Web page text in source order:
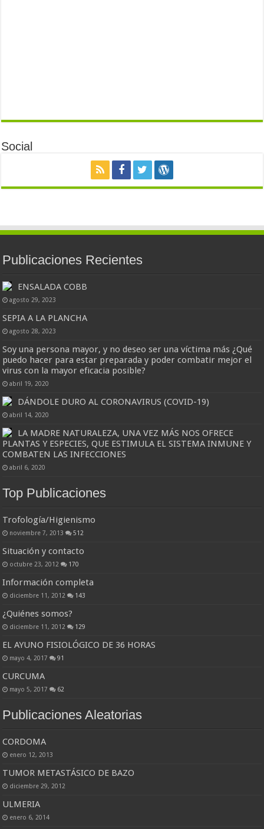
Social
Publicaciones Recientes
ENSALADA COBB
agosto 29, 2023
SEPIA A LA PLANCHA
agosto 28, 2023
Soy una persona mayor, y no deseo ser una víctima más ¿Qué
puedo hacer para estar preparada y poder combatir mejor el
virus con la mayor eficacia posible?
abril 19, 2020
DÁNDOLE DURO AL CORONAVIRUS (COVID-19)
abril 14, 2020
LA MADRE NATURALEZA, UNA VEZ MÁS NOS OFRECE
PLANTAS Y ESPECIES, QUE ESTIMULA EL SISTEMA INMUNE Y
COMBATEN LAS INFECCIONES
abril 6, 2020
Top Publicaciones
Trofología/Higienismo
noviembre 7, 2013 512
Situación y contacto
octubre 23, 2012 170
Información completa
diciembre 11, 2012 143
¿Quiénes somos?
diciembre 11, 2012 129
EL AYUNO FISIOLÓGICO DE 36 HORAS
mayo 4, 2017 91
CURCUMA
mayo 5, 2017 62
Publicaciones Aleatorias
CORDOMA
enero 12, 2013
TUMOR METASTÁSICO DE BAZO
diciembre 29, 2012
ULMERIA
enero 6, 2014